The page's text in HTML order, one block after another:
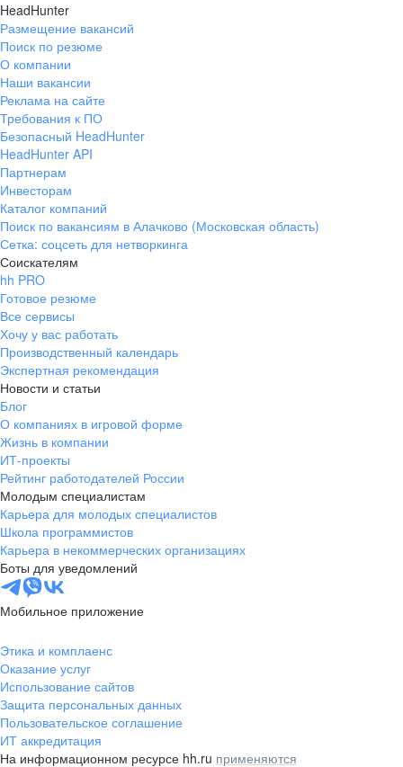
HeadHunter
Размещение вакансий
Поиск по резюме
О компании
Наши вакансии
Реклама на сайте
Требования к ПО
Безопасный HeadHunter
HeadHunter API
Партнерам
Инвесторам
Каталог компаний
Поиск по вакансиям в Алачково (Московская область)
Сетка: соцсеть для нетворкинга
Соискателям
hh PRO
Готовое резюме
Все сервисы
Хочу у вас работать
Производственный календарь
Экспертная рекомендация
Новости и статьи
Блог
О компаниях в игровой форме
Жизнь в компании
ИТ-проекты
Рейтинг работодателей России
Молодым специалистам
Карьера для молодых специалистов
Школа программистов
Карьера в некоммерческих организациях
Боты для уведомлений
Мобильное приложение
Этика и комплаенс
Оказание услуг
Использование сайтов
Защита персональных данных
Пользовательское соглашение
ИТ аккредитация
На информационном ресурсе hh.ru применяются